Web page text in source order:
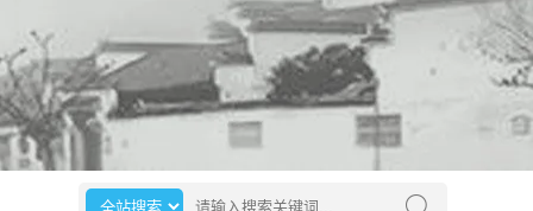
选择搜索范围 请输入搜索关键词